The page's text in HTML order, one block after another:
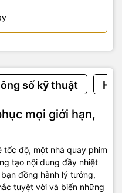
số kỹ thuật
mọi giới hạn,
tốc độ, một nhà quay phim
tạo nội dung đầy nhiệt
đồng hành lý tưởng,
tuyệt vời và biến những